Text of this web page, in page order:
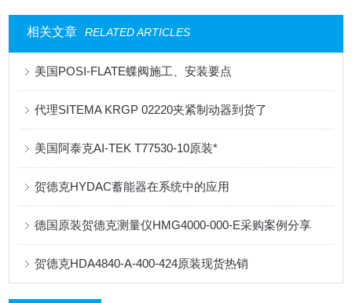
相关文章 RELATED ARTICLES
美国POSI-FLATE蝶阀施工、安装要点
代理SITEMA KRGP 02220夹紧制动器到货了
美国阿泰克AI-TEK T77530-10原装*
贺德克HYDAC蓄能器在系统中的应用
德国原装贺德克测量仪HMG4000-000-E采购案例分享
贺德克HDA4840-A-400-424原装现货热销